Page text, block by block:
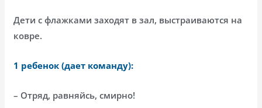
Дети с флажками заходят в зал, выстраиваются на
ковре.
1 ребенок (дает команду):
– Отряд, равняйсь, смирно!